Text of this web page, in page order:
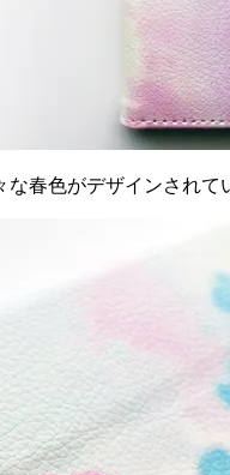
な春色がデザインされて